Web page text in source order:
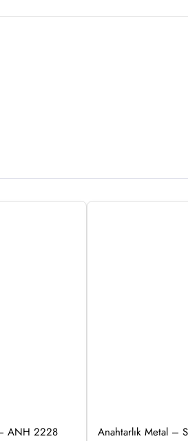
– ANH 2228
Anahtarlık Metal –